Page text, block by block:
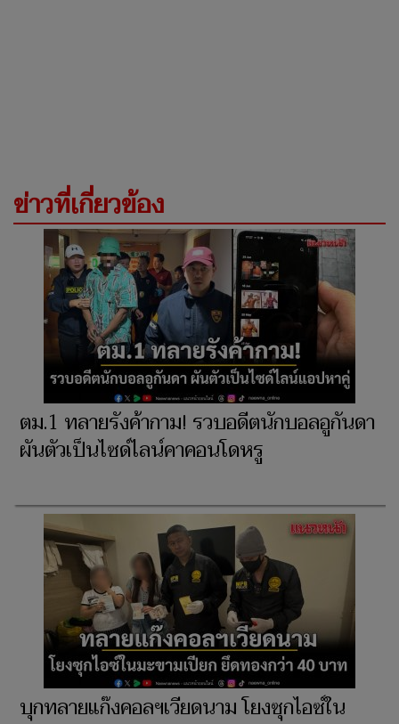
ข่าวที่เกี่ยวข้อง
ตม.1 ทลายรังค้ากาม! รวบอดีตนักบอลอูกันดา
ผันตัวเป็นไซด์ไลน์คาคอนโดหรู
บุกทลายแก๊งคอลฯเวียดนาม โยงซุกไอซ์ใน